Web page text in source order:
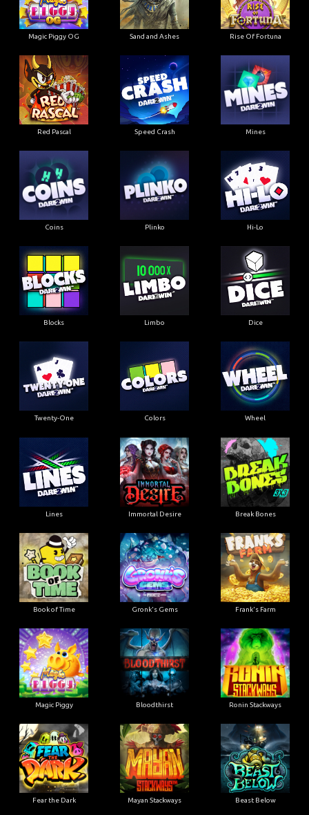
Magic Piggy OG Sand and Ashes Rise Of Fortuna
Red Pascal Speed Crash Mines
Coins Plinko Hi-Lo
Blocks Limbo Dice
Twenty-One Colors Wheel
Lines Immortal Desire Break Bones
Book of Time Gronk's Gems Frank's Farm
Magic Piggy Bloodthirst Ronin Stackways
Fear the Dark Mayan Stackways Beast Below